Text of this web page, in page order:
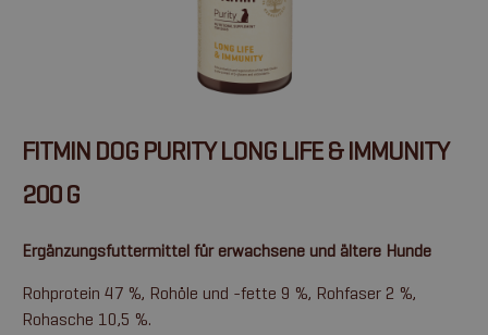
FITMIN DOG PURITY LONG LIFE & IMMUNITY
200 G
Ergänzungsfuttermittel für erwachsene und ältere Hunde
Rohprotein 47 %, Rohöle und -fette 9 %, Rohfaser 2 %,
Rohasche 10,5 %.